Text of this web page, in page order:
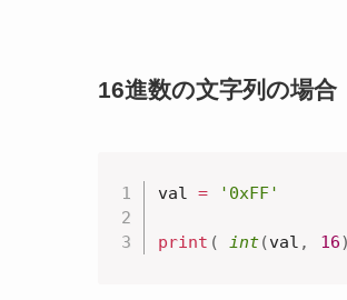
16進数の文字列の場合
val = '0xFF'
print ( int(val , 16)